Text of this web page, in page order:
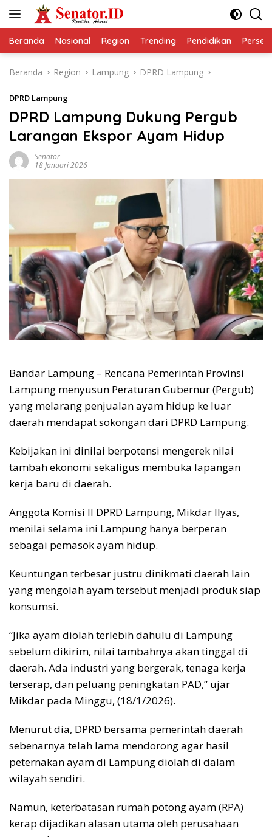
Beranda Nasional Region Trending Pendidikan
Beranda Region Lampung DPRD Lampung
DPRD Lampung
DPRD Lampung Dukung Pergub
Larangan Ekspor Ayam Hidup
Senator
18 Januari 2026
Bandar Lampung – Rencana Pemerintah Provinsi
Lampung menyusun Peraturan Gubernur (Pergub)
yang melarang penjualan ayam hidup ke luar
daerah mendapat sokongan dari DPRD Lampung.
Kebijakan ini dinilai berpotensi mengerek nilai
tambah ekonomi sekaligus membuka lapangan
kerja baru di daerah.
Anggota Komisi II DPRD Lampung, Mikdar Ilyas,
menilai selama ini Lampung hanya berperan
sebagai pemasok ayam hidup.
Keuntungan terbesar justru dinikmati daerah lain
yang mengolah ayam tersebut menjadi produk siap
konsumsi.
“Jika ayam diolah terlebih dahulu di Lampung
sebelum dikirim, nilai tambahnya akan tinggal di
daerah. Ada industri yang bergerak, tenaga kerja
terserap, dan peluang peningkatan PAD,” ujar
Mikdar pada Minggu, (18/1/2026).
Menurut dia, DPRD bersama pemerintah daerah
sebenarnya telah lama mendorong agar hasil
peternakan ayam di Lampung diolah di dalam
wilayah sendiri.
Namun, keterbatasan rumah potong ayam (RPA)
kerap dijadikan alasan utama oleh perusahaan